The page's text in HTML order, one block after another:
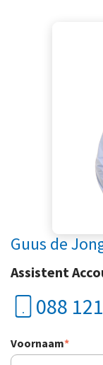
Guus de
Assistent
088
Voornaam*